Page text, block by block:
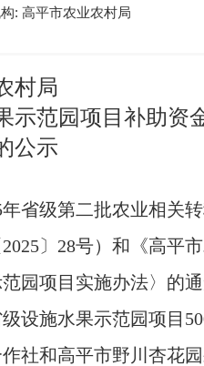
: 高平市农业农村局
村局
示范园项目补助资
公示
省级第二批农业相关
〕28号）和《高平
园项目实施办法〉的
设施水果示范园项目
社和高平市野川杏花